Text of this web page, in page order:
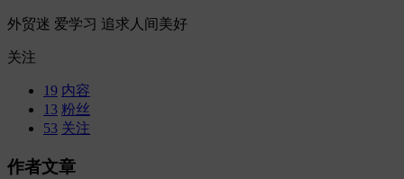
外贸迷 爱学习 追求人间美好
关注
19 内容
13 粉丝
53 关注
作者文章